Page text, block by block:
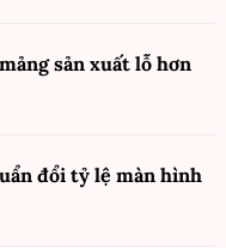
sản xuất lỗ hơn
đổi tỷ lệ màn hình